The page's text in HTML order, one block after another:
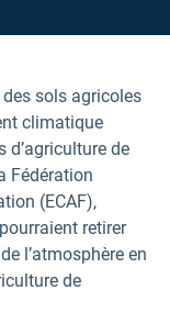
sols agricoles
climatique
de
Fédération
(ECAF),
retirer
l’atmosphère en
de